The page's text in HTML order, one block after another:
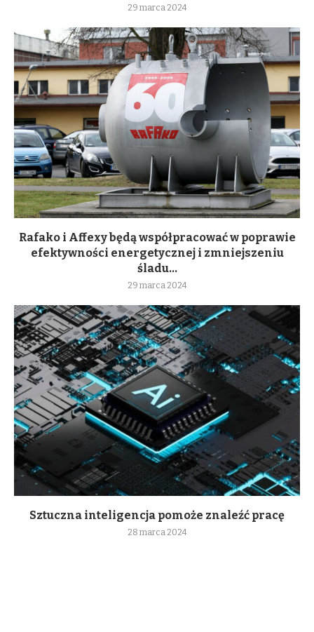
29 marca 2024
Rafako i Affexy będą współpracować w poprawie
efektywności energetycznej i zmniejszeniu
śladu...
29 marca 2024
Sztuczna inteligencja pomoże znaleźć pracę
28 marca 2024